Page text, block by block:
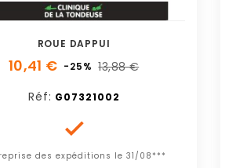
ROUE DAPPUI
10,41 € -25% 13,88 €
Réf: G07321002

des expéditions le 31/08***